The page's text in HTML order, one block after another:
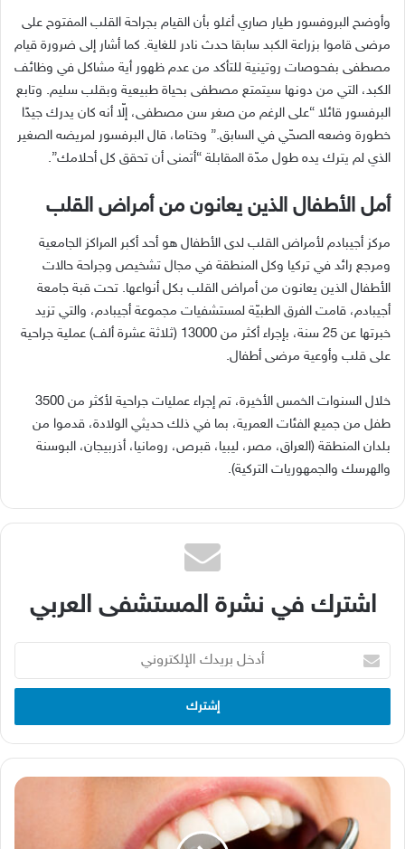
وأوضح البروفسور طيار صاري أغلو بأن القيام بجراحة القلب المفتوح على
مرضى قاموا بزراعة الكبد سابقا حدث نادر للغاية. كما أشار إلى ضرورة قيام
مصطفى بفحوصات روتينية للتأكد من عدم ظهور أية مشاكل في وظائف
الكبد، التي من دونها سيتمتع مصطفى بحياة طبيعية وبقلب سليم. وتابع
البرفسور قائلا “على الرغم من صغر سن مصطفى، إلّا أنه كان يدرك جيدًا
خطورة وضعه الصحّي في السابق.” وختاما، قال البرفسور لمريضه الصغير
الذي لم يترك يده طول مدّة المقابلة “أتمنى أن تحقق كل أحلامك”.
أمل الأطفال الذين يعانون من أمراض القلب
مركز أجيبادم لأمراض القلب لدى الأطفال هو أحد أكبر المراكز الجامعية
ومرجع رائد في تركيا وكل المنطقة في مجال تشخيص وجراحة حالات
الأطفال الذين يعانون من أمراض القلب بكل أنواعها. تحت قبة جامعة
أجيبادم، قامت الفرق الطبيّة لمستشفيات مجموعة أجيبادم، والتي تزيد
خبرتها عن 25 سنة، بإجراء أكثر من 13000 (ثلاثة عشرة ألف) عملية جراحية
على قلب وأوعية مرضى أطفال.
خلال السنوات الخمس الأخيرة، تم إجراء عمليات جراحية لأكثر من 3500
طفل من جميع الفئات العمرية، بما في ذلك حديثي الولادة، قدموا من
بلدان المنطقة (العراق، مصر، ليبيا، قبرص، رومانيا، أذربيجان، البوسنة
والهرسك والجمهوريات التركية).
اشترك في نشرة المستشفى العربي
بريدك
الإلكتروني
السكري